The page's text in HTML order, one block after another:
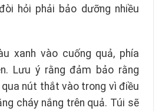
hỏi phải bảo dưỡng nhiều
xanh vào cuống quả, phía
Lưu ý rằng đảm bảo rằng
nút thắt vào trong vì điều
cháy nắng trên quả. Túi sẽ